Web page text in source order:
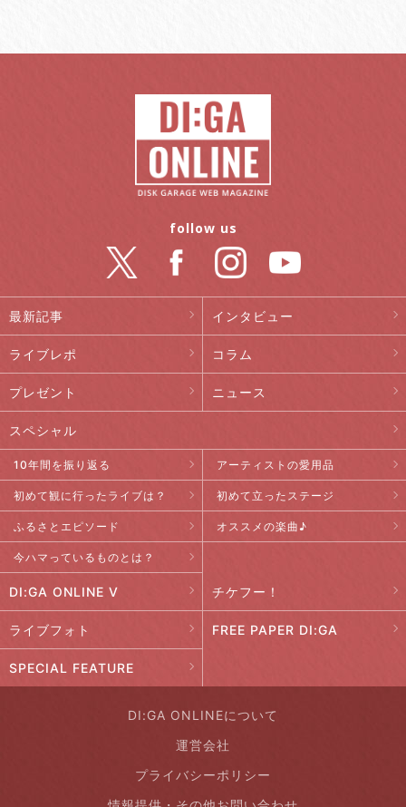
最新記事 インタビュー
ライブレポ コラム
プレゼント ニュース
スペシャル
10年間を振り返る アーティストの愛用品
初めて観に行ったライブは？ 初めて立ったステージ
ふるさとエピソード オススメの楽曲♪
今ハマっているものとは？
DI:GA ONLINE V チケフー！
ライブフォト FREE PAPER DI:GA
SPECIAL FEATURE
follow us
DI:GA ONLINEについて
運営会社
プライバシーポリシー